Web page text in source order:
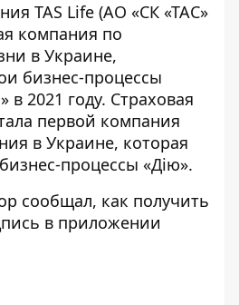
TAS Life (АО «СК «ТАС»
компания по
в Украине,
бизнес-процессы
в 2021 году. Страховая
первой компания
в Украине, которая
процессы «Дію».
сообщал, как получить
в приложении